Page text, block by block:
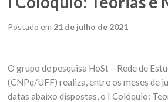
Postado em 21 de julho de 2021
O grupo de pesquisa HoSt – Rede de
(CNPq/UFF) realiza, entre os meses de
datas abaixo dispostas, o I Colóquio: